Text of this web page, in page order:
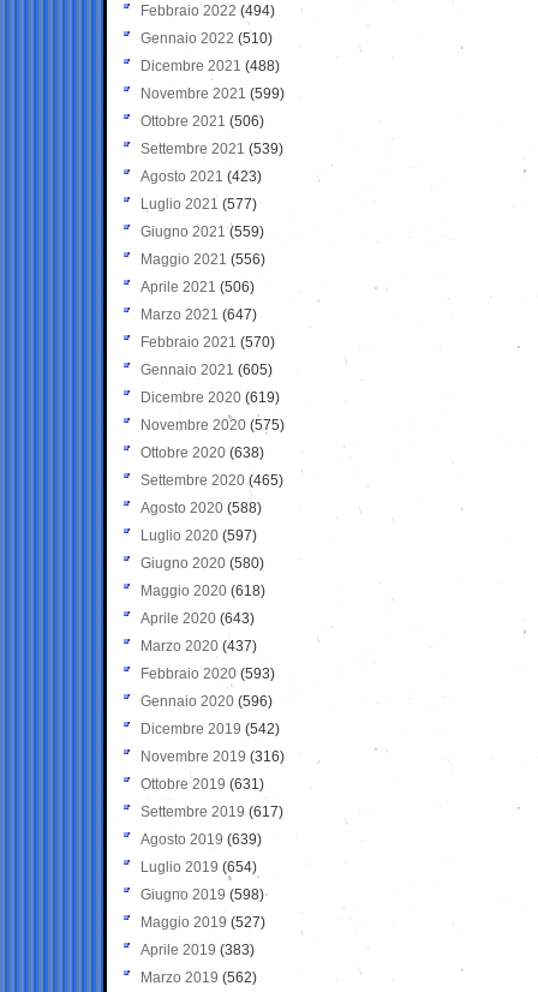
Febbraio 2022 (494)
Gennaio 2022 (510)
Dicembre 2021 (488)
Novembre 2021 (599)
Ottobre 2021 (506)
Settembre 2021 (539)
Agosto 2021 (423)
Luglio 2021 (577)
Giugno 2021(559)
Maggio 2021 (556)
Aprile 2021 (506)
Marzo 2021 (647)
Febbraio 2021 (570)
Gennaio 2021 (605)
Dicembre 2020 (619)
Novembre 2020 (575)
Ottobre 2020 (638)
Settembre 2020(465)
Agosto 2020 (588)
Luglio 2020 (597)
Giugno 2020 (580)
Maggio 2020 (618)
Aprile 2020 (643)
Marzo 2020 (437)
Febbraio 2020 (593)
Gennaio 2020 (596)
Dicembre 2019 (542)
Novembre 2019 (316)
Ottobre 2019 (631)
Settembre 2019 (617)
Agosto 2019 (639)
Luglio 2019 (654)
Giugno 2019 (598)
Maggio 2019 (527)
Aprile 2019 (383)
Marzo 2019 (562)